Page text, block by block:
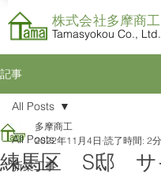
株式会社​多摩商工
Tamasyokou Co., Ltd.
記事
All Posts
新築工事
All Posts
練馬区 S邸 サ
多摩商工
2022年11月4日 読了時間: 2分